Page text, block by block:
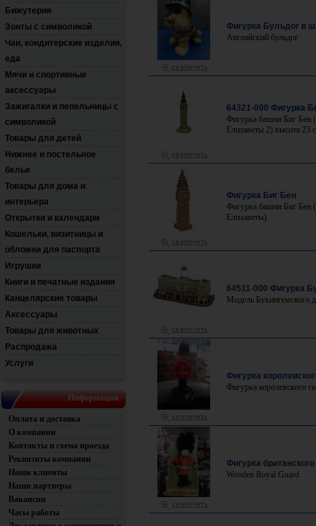
Бижутерия
Зонты с символикой
Чаи, кондитерские изделия,
еда
Мячи и спортивные
аксессуары
Зажигалки и пепельницы с
символикой
Товары для детей
Нижнее и постельное
белье
Товары для дома и
интерьера
Открытки и календари
Кошельки, визитницы и
обложки для паспорта
Игрушки
Книги и печатные издания
Канцелярские товары
Аксессуары
Товары для животных
Распродажа
Услуги
Информация
Оплата и доставка
О компании
Контакты и схема проезда
Реквизиты компании
Наши клиенты
Наши партнеры
Вакансии
Часы работы
Фигурка Бульдог в
Английский бульдог
64321-000 Фигурка
Фигурка башни Биг Бен
Елизаветы 2) высота 23
Фигурка Биг Бен
Фигурка башни Биг Бен
Елизаветы)
64511-000 Фигурка
Модель Букингемского
Фигурка
Фигурка королевского
Фигурка
Wooden Royal Guard